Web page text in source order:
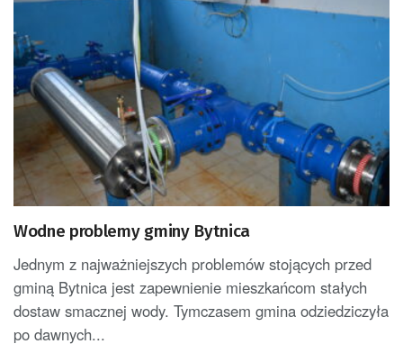
Wodne problemy gminy Bytnica
Jednym z najważniejszych problemów stojących przed
gminą Bytnica jest zapewnienie mieszkańcom stałych
dostaw smacznej wody. Tymczasem gmina odziedziczyła
po dawnych...